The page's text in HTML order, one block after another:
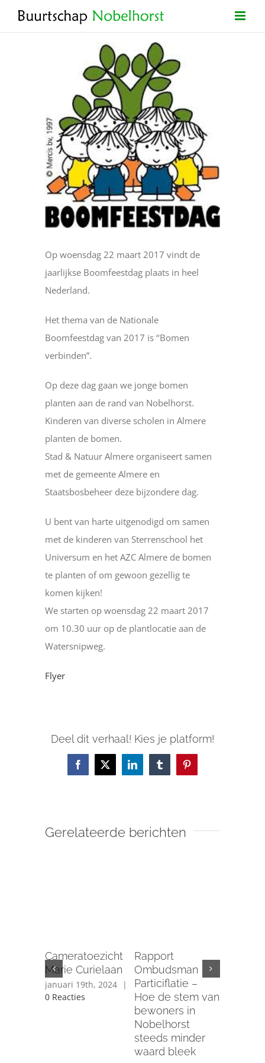
Op woensdag 22 maart 2017 vindt de
jaarlijkse Boomfeestdag plaats in heel
Nederland.
Het thema van de Nationale
Boomfeestdag van 2017 is ‘‘Bomen
verbinden”.
Op deze dag gaan we jonge bomen
planten aan de rand van Nobelhorst.
Kinderen van diverse scholen in Almere
planten de bomen.
Stad & Natuur Almere organiseert samen
met de gemeente Almere en
Staatsbosbeheer deze bijzondere dag.
U bent van harte uitgenodigd om samen
met de kinderen van Sterrenschool het
Universum en het AZC Almere de bomen
te planten of om gewoon gezellig te
komen kijken!
We starten op woensdag 22 maart 2017
om 10.30 uur op de plantlocatie aan de
Watersnipweg.
Flyer
Deel dit verhaal! Kies je platform!
Facebook
X LinkedInTumblrPinterest
Gerelateerde berichten
Cameratoezicht
Marie Curielaan
januari 19th, 2024
|
0 Reacties
Rapport
Ombudsman
Particiflatie –
Hoe de stem van
bewoners in
Nobelhorst
steeds minder
waard bleek